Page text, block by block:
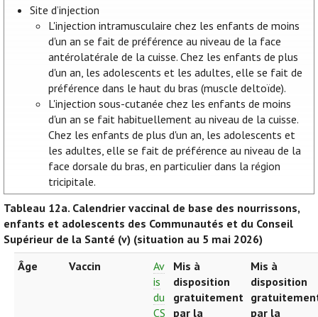
Site d’injection
L'injection intramusculaire chez les enfants de moins
d'un an se fait de préférence au niveau de la face
antérolatérale de la cuisse. Chez les enfants de plus
d'un an, les adolescents et les adultes, elle se fait de
préférence dans le haut du bras (muscle deltoïde).
L'injection sous-cutanée chez les enfants de moins
d'un an se fait habituellement au niveau de la cuisse.
Chez les enfants de plus d'un an, les adolescents et
les adultes, elle se fait de préférence au niveau de la
face dorsale du bras, en particulier dans la région
tricipitale.
Tableau 12a. Calendrier vaccinal de base des nourrissons,
enfants et adolescents des Communautés et du Conseil
Supérieur de la Santé (v) (situation au 5 mai 2026)
Âge
Vaccin
Av
is
du
CS
Mis à
disposition
gratuitement
par la
Mis à
disposition
par la